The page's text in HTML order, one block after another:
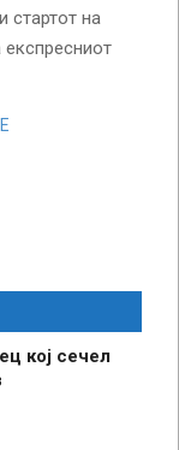
стартот на
кој сечел